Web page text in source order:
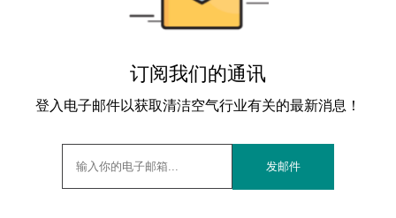
订阅我们的通讯
登入电子邮件以获取清洁空气行业有关的最新消息！